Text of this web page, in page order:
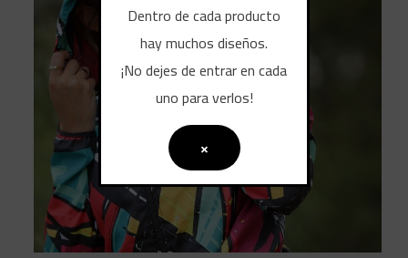
Dentro de cada producto
hay muchos diseños.
¡No dejes de entrar en cada
uno para verlos!
×